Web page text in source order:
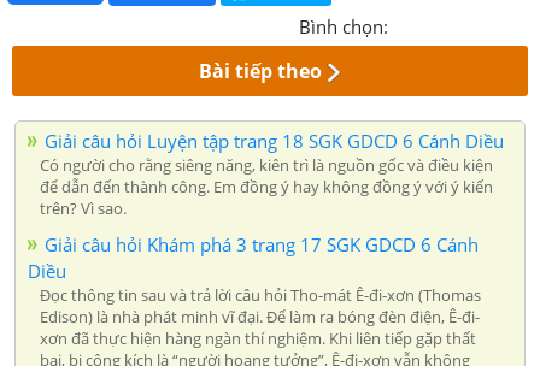
Bình chọn:
Bài tiếp theo
Giải câu hỏi Luyện tập trang 18 SGK GDCD 6 Cánh Diều
Có người cho rằng siêng năng, kiên trì là nguồn gốc và điều kiện
để dẫn đến thành công. Em đồng ý hay không đồng ý với ý kiến
trên? Vì sao.
Giải câu hỏi Khám phá 3 trang 17 SGK GDCD 6 Cánh
Diều
Đọc thông tin sau và trả lời câu hỏi Tho-mát Ê-đi-xơn (Thomas
Edison) là nhà phát minh vĩ đại. Để làm ra bóng đèn điện, Ê-đi-
xơn đã thực hiện hàng ngàn thí nghiệm. Khi liên tiếp gặp thất
bại, bị công kích là “người hoang tưởng”, Ê-đi-xơn vẫn không